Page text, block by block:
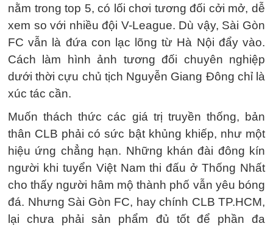
nằm trong top 5, có lối chơi tương đối cởi mở, dễ
xem so với nhiều đội V-League. Dù vậy, Sài Gòn
FC vẫn là đứa con lạc lõng từ Hà Nội đẩy vào.
Cách làm hình ảnh tương đối chuyên nghiệp
dưới thời cựu chủ tịch Nguyễn Giang Đông chỉ là
xúc tác cần.
Muốn thách thức các giá trị truyền thống, bản
thân CLB phải có sức bật khủng khiếp, như một
hiệu ứng chẳng hạn. Những khán đài đông kín
người khi tuyển Việt Nam thi đấu ở Thống Nhất
cho thấy người hâm mộ thành phố vẫn yêu bóng
đá. Nhưng Sài Gòn FC, hay chính CLB TP.HCM,
lại chưa phải sản phẩm đủ tốt để phần đa